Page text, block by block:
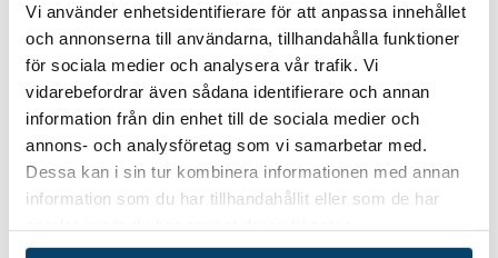
Vi använder enhetsidentifierare för att anpassa innehållet
och annonserna till användarna, tillhandahålla funktioner
för sociala medier och analysera vår trafik. Vi
vidarebefordrar även sådana identifierare och annan
information från din enhet till de sociala medier och
annons- och analysföretag som vi samarbetar med.
Dessa kan i sin tur kombinera informationen med annan
information som du har tillhandahållit eller som de har
Datum/tid
2021-12-15
15 december 2021 kl. 14-16
Plats
Online
Hitta hit